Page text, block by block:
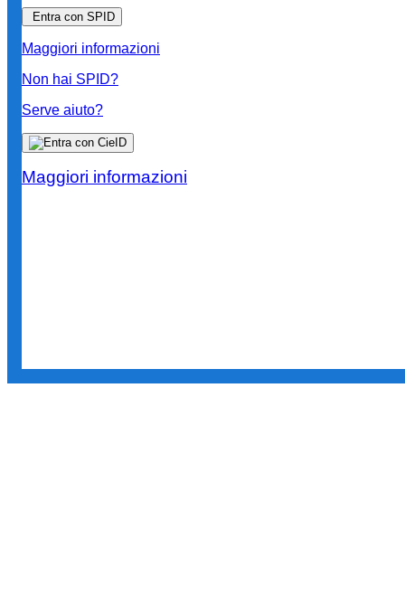
Entra con SPID
Maggiori informazioni
Non hai SPID?
Serve aiuto?
Maggiori informazioni